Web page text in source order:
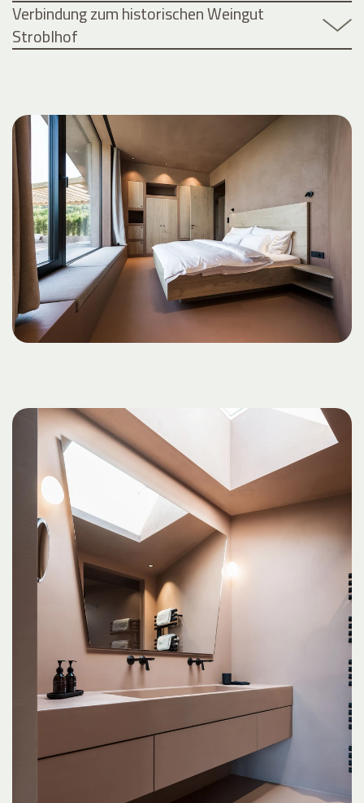
Verbindung zum historischen Weingut
Stroblhof